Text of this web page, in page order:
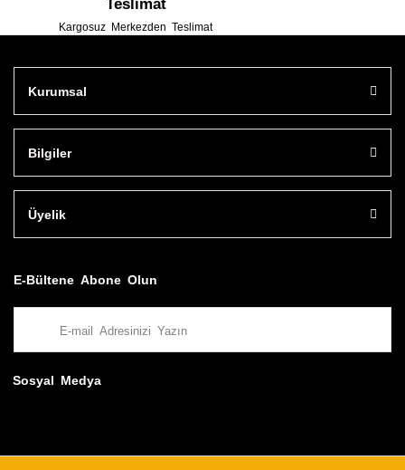
Kargosuz Merkezden Teslimat
Kurumsal
Bilgiler
Üyelik
E-Bültene Abone Olun
Sosyal Medya